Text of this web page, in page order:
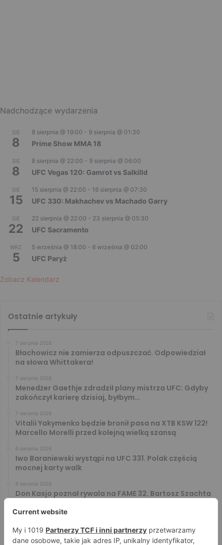
Nadchodzące wydarzenia
SIE
8
8 sierpnia @ 19:00 - 9 sierpnia @ 01:30
Prime Show MMA 18
SIE
8
8 sierpnia @ 22:00 - 9 sierpnia @ 06:00
UFC Vegas 120: Gamrot vs Salkilld
SIE
15
15 sierpnia @ 22:00 - 16 sierpnia @ 07:30
UFC 330: Makhachev vs Machado Garry
SIE
22
22 sierpnia @ 22:00 - 23 sierpnia @ 05:30
UFC Sacramento
WRZ
5
5 września @ 18:00 - 6 września @ 02:00
UFC Paryż
Zobacz Kalendarz
Ostatnie artykuły
7 sierpnia 2026
Błachowicz nie zamierza odpuszczać. Odpowiedział
na słowa Whittakera!
7 sierpnia 2026
Menedżer Gaethje zdradził plany mistrza UFC: Gdyby
zakończył karierę dzisiaj, byłbym…
7 sierpnia 2026
Vitalii Yakymenko będzie bronił pasa na XTB KSW 122!
Marcello Morelli przed kolejną wielką szansą
6 sierpnia 2026
Iwo Baraniewski wystąpi na UFC 331. Polak częścią
mocnej karty walk
6 sierpnia 2026
Don Kasjo poznał rywala na FAME 32. Bartosz Szachta
Niepokonany Włodarczyk zawalczy o ranking! Na XTB
KSW 122 zmierzy się z Paivą